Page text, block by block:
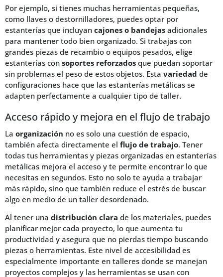
Por ejemplo, si tienes muchas herramientas pequeñas,
como llaves o destornilladores, puedes optar por
estanterías que incluyan cajones o bandejas adicionales
para mantener todo bien organizado. Si trabajas con
grandes piezas de recambio o equipos pesados, elige
estanterías con soportes reforzados que puedan soportar
sin problemas el peso de estos objetos. Esta variedad de
configuraciones hace que las estanterías metálicas se
adapten perfectamente a cualquier tipo de taller.
Acceso rápido y mejora en el flujo de trabajo
La organización no es solo una cuestión de espacio,
también afecta directamente el flujo de trabajo. Tener
todas tus herramientas y piezas organizadas en estanterías
metálicas mejora el acceso y te permite encontrar lo que
necesitas en segundos. Esto no solo te ayuda a trabajar
más rápido, sino que también reduce el estrés de buscar
algo en medio de un taller desordenado.
Al tener una distribución clara de los materiales, puedes
planificar mejor cada proyecto, lo que aumenta tu
productividad y asegura que no pierdas tiempo buscando
piezas o herramientas. Este nivel de accesibilidad es
especialmente importante en talleres donde se manejan
proyectos complejos y las herramientas se usan con